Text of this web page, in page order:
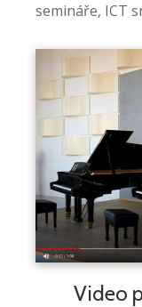
semináře, ICT
Video